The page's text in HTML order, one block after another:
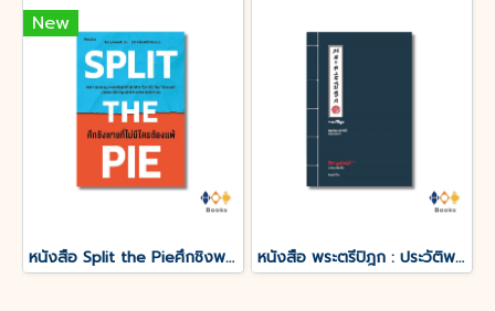
New
หนังสือ Split the Pieศึกชิงพายที่ไม่มีใครต้องแพ้ หนังสือ พระตรีปิฎก : ประวัติพระถังซำจั๋ง ฉบับกะทัดรัด